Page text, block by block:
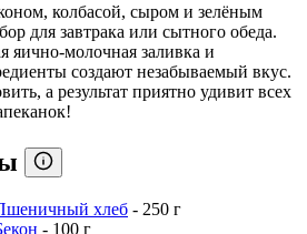
колбасой, сыром и зелёным
для завтрака или сытного обеда.
яично-молочная заливка и
создают незабываемый вкус.
а результат приятно удивит всех
хлеб - 250 г
- 100 г